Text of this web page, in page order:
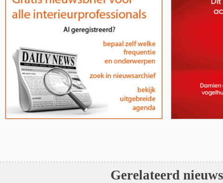
Gerelateerd nieuws